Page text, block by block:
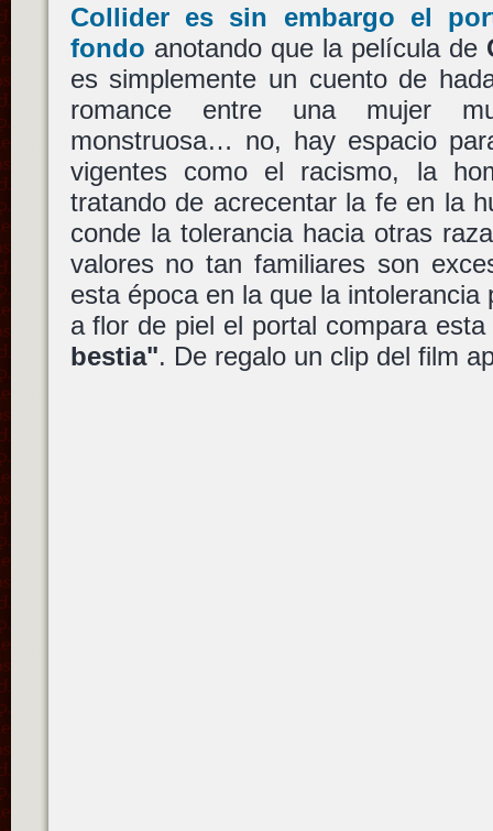
Collider es sin embargo el
fondo anotando que la película de
es simplemente un cuento de
romance entre una mujer
monstruosa… no, hay espacio
vigentes como el racismo, la
tratando de acrecentar la fe en la
conde la tolerancia hacia otras
valores no tan familiares son
esta época en la que la
a flor de piel el portal compara
bestia". De regalo un clip del film